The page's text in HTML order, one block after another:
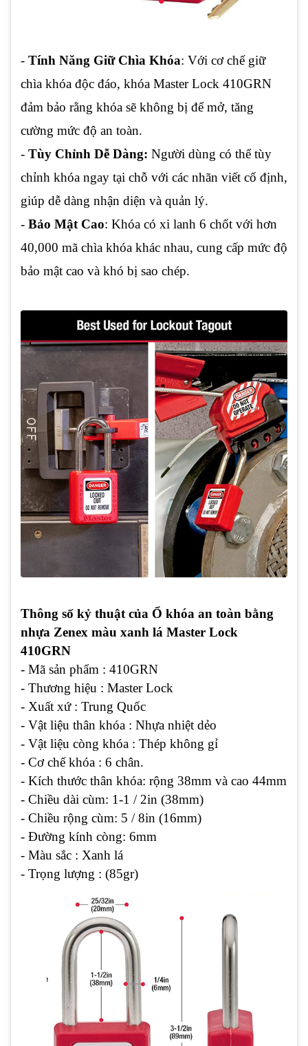
- Tính Năng Giữ Chìa Khóa: Với cơ chế giữ
chìa khóa độc đáo, khóa Master Lock 410GRN
đảm bảo rằng khóa sẽ không bị để mở, tăng
cường mức độ an toàn.
- Tùy Chỉnh Dễ Dàng: Người dùng có thể tùy
chỉnh khóa ngay tại chỗ với các nhãn viết cố định,
giúp dễ dàng nhận diện và quản lý.
- Bảo Mật Cao: Khóa có xi lanh 6 chốt với hơn
40,000 mã chìa khóa khác nhau, cung cấp mức độ
bảo mật cao và khó bị sao chép.
Thông số kỷ thuật của Ổ khóa an toàn bằng
nhựa Zenex màu xanh lá Master Lock
410GRN
- Mã sản phẩm : 410GRN
- Thương hiệu : Master Lock
- Xuất xứ : Trung Quốc
- Vật liệu thân khóa : Nhựa nhiệt dẻo
- Vật liệu còng khóa : Thép không gỉ
- Cơ chế khóa : 6 chân.
- Kích thước thân khóa: rộng 38mm và cao 44mm
- Chiều dài cùm: 1-1 / 2in (38mm)
- Chiều rộng cùm: 5 / 8in (16mm)
- Đường kính còng: 6mm
- Màu sắc : Xanh lá
- Trọng lượng : (85gr)